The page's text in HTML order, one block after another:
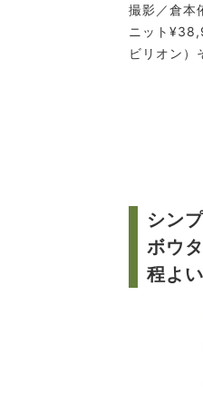
撮影／倉本
ニット
ビリオン）
シン
ボウ
程よ